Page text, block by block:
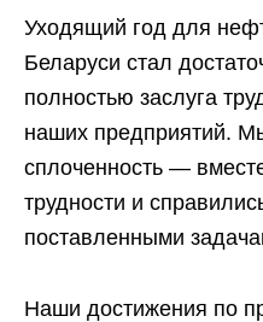
Уходящий год для
Беларуси стал
полностью заслуга
наших предприятий.
сплоченность —
трудности и
поставленными
Наши достижения по